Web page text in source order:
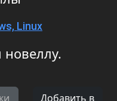
Linux
Добавить в